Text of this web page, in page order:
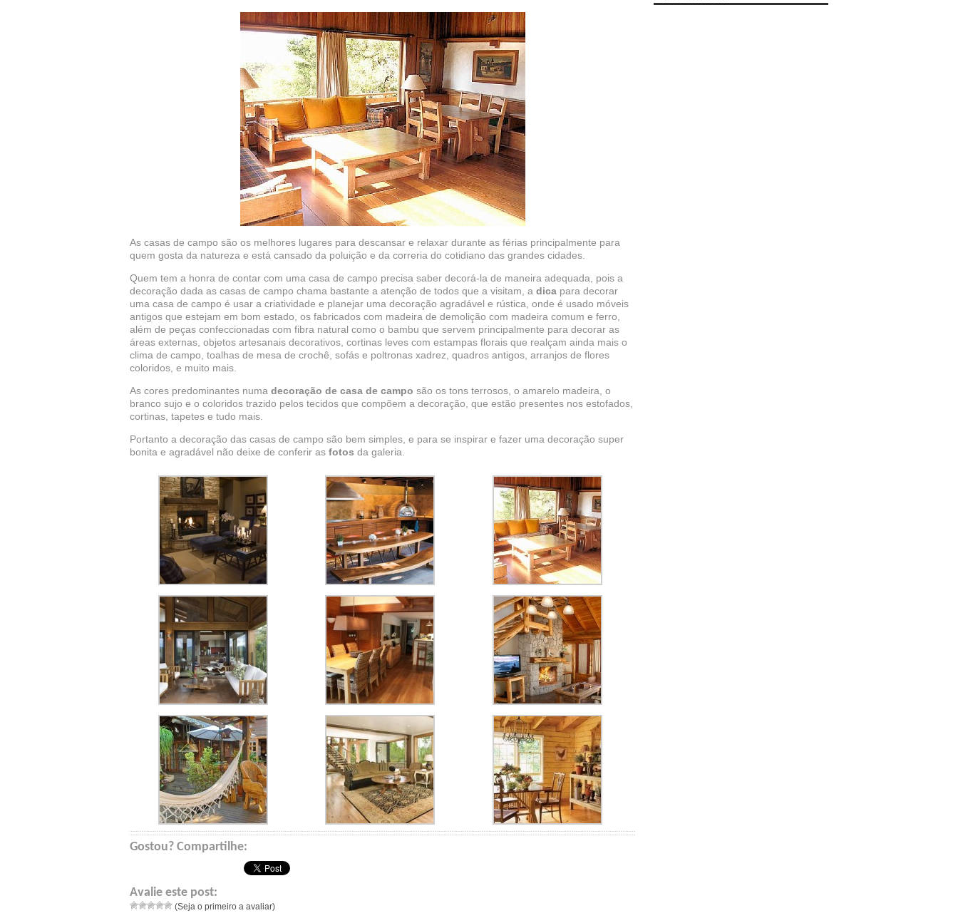
As casas de campo são os melhores lugares para descansar e relaxar durante as férias principalmente para
quem gosta da natureza e está cansado da poluição e da correria do cotidiano das grandes cidades.
Quem tem a honra de contar com uma casa de campo precisa saber decorá-la de maneira adequada, pois a
decoração dada as casas de campo chama bastante a atenção de todos que a visitam, a dica para decorar
uma casa de campo é usar a criatividade e planejar uma decoração agradável e rústica, onde é usado móveis
antigos que estejam em bom estado, os fabricados com madeira de demolição com madeira comum e ferro,
além de peças confeccionadas com fibra natural como o bambu que servem principalmente para decorar as
áreas externas, objetos artesanais decorativos, cortinas leves com estampas florais que realçam ainda mais o
clima de campo, toalhas de mesa de crochê, sofás e poltronas xadrez, quadros antigos, arranjos de flores
coloridos, e muito mais.
As cores predominantes numa decoração de casa de campo são os tons terrosos, o amarelo madeira, o
branco sujo e o coloridos trazido pelos tecidos que compõem a decoração, que estão presentes nos estofados,
cortinas, tapetes e tudo mais.
Portanto a decoração das casas de campo são bem simples, e para se inspirar e fazer uma decoração super
bonita e agradável não deixe de conferir as fotos da galeria.
Gostou? Compartilhe:
Avalie este post:
(Seja o primeiro a avaliar)